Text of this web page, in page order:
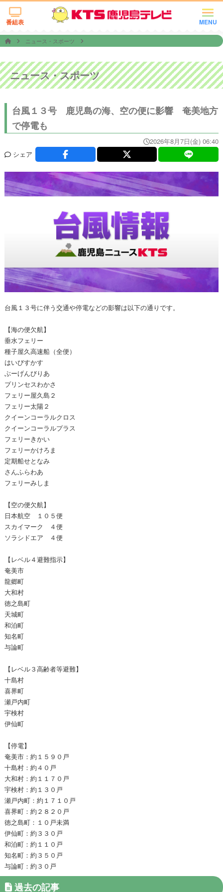
MENU
番組表
ニュース・スポーツ
ニュース・スポーツ
台風１３号 鹿児島の海、空の便に影響 奄美地方
で停電も
2026年8月7日(金) 06:40
シェア
台風１３号に伴う交通や停電などの影響は以下の通りです。
【海の便欠航】
垂水フェリー
種子屋久高速船（全便）
はいびすかす
ぶーげんびりあ
プリンセスわかさ
フェリー屋久島２
フェリー太陽２
クイーンコーラルクロス
クイーンコーラルプラス
フェリーきかい
フェリーかけろま
定期船せとなみ
さんふらわあ
フェリーみしま
【空の便欠航】
日本航空 １０５便
スカイマーク ４便
ソラシドエア ４便
【レベル４避難指示】
奄美市
龍郷町
大和村
徳之島町
天城町
和泊町
知名町
与論町
【レベル３高齢者等避難】
十島村
喜界町
瀬戸内町
宇検村
伊仙町
【停電】
奄美市：約１５９０戸
十島村：約４０戸
大和村：約１１７０戸
宇検村：約１３０戸
瀬戸内町：約１７１０戸
喜界町：約２８２０戸
徳之島町：１０戸未満
伊仙町：約３３０戸
和泊町：約１１０戸
知名町：約３５０戸
与論町：約３０戸
過去の記事